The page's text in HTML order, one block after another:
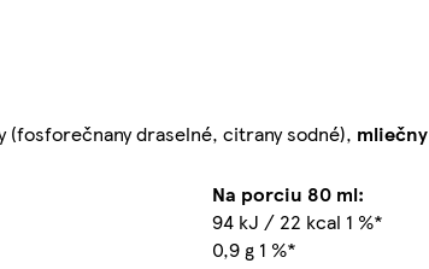
(fosforečnany draselné, citrany sodné), mliečny
Na porciu 80 ml:
94 kJ / 22 kcal 1 %*
0,9 g 1 %*